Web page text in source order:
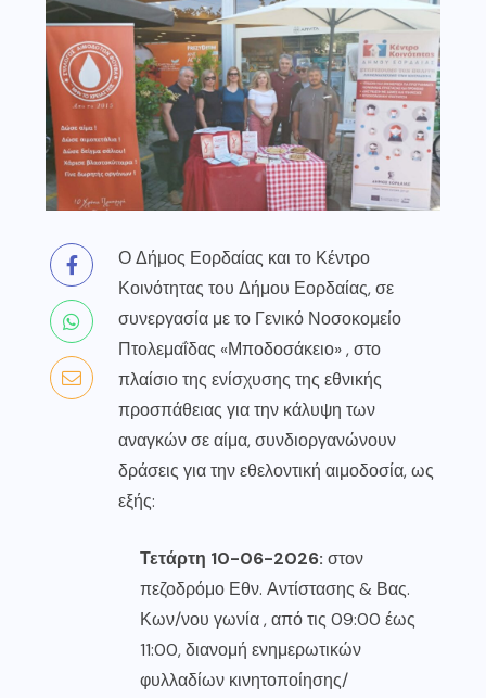
Ο Δήμος Εορδαίας και το Κέντρο
Κοινότητας του Δήμου Εορδαίας, σε
συνεργασία με το Γενικό Νοσοκομείο
Πτολεμαΐδας «Μποδοσάκειο» , στο
πλαίσιο της ενίσχυσης της εθνικής
προσπάθειας για την κάλυψη των
αναγκών σε αίμα, συνδιοργανώνουν
δράσεις για την εθελοντική αιμοδοσία, ως
εξής:
Τετάρτη 10-06-2026: στον
πεζοδρόμο Εθν. Αντίστασης & Βας.
Κων/νου γωνία , από τις 09:00 έως
11:00, διανομή ενημερωτικών
φυλλαδίων κινητοποίησης/